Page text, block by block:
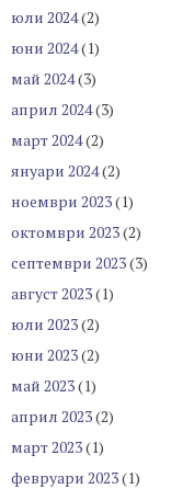
юли 2024(2)
юни 2024(1)
май 2024(3)
април 2024(3)
март 2024(2)
януари 2024(2)
ноември 2023(1)
октомври 2023(2)
септември 2023(3)
август 2023(1)
юли 2023(2)
юни 2023(2)
май 2023(1)
април 2023(2)
март 2023(1)
февруари 2023(1)